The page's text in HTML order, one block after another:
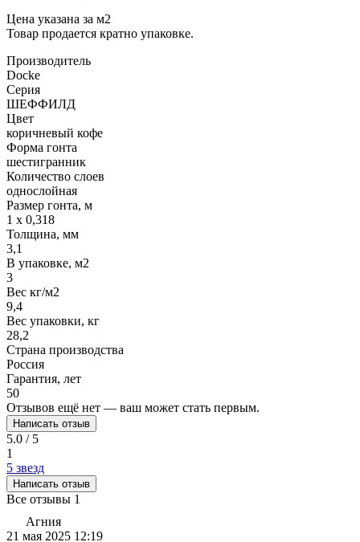
Цена указана за м2
Товар продается кратно упаковке.
Производитель
Docke
Серия
ШЕФФИЛД
Цвет
коричневый кофе
Форма гонта
шестигранник
Количество слоев
однослойная
Размер гонта, м
1 x 0,318
Толщина, мм
3,1
В упаковке, м2
3
Вес кг/м2
9,4
Вес упаковки, кг
28,2
Страна производства
Россия
Гарантия, лет
50
Отзывов ещё нет — ваш может стать первым.
Написать отзыв
5.0 / 5
1
5 звезд
Написать отзыв
Все отзывы 1
Агния
21 мая 2025 12:19